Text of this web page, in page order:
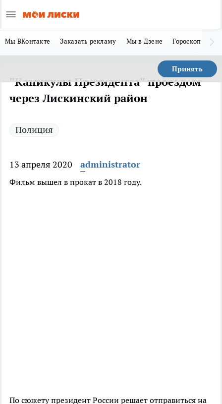
Мы ВКонтакте Заказать рекламу Мы в Дзене Гороскоп
Принять
"Каникулы Президента" проездом
через Лискинский район
Полиция
13 апреля 2020 administrator
Фильм вышел в прокат в 2018 году.
По сюжету президент России решает отправиться на